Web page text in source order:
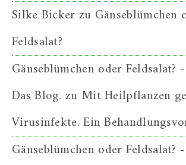
Silke Bickerzu Gänseblümchen
Feldsalat?
Gänseblümchen oder Feldsalat?
Das Blog. zu Mit Heilpflanzen
Virusinfekte. Ein
Gänseblümchen oder Feldsalat?